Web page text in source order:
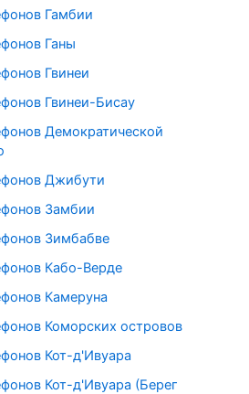
Гамбии
Ганы
Гвинеи
Гвинеи-Бисау
Демократической
Джибути
Замбии
Зимбабве
Кабо-Верде
Камеруна
Коморских островов
Кот-д'Ивуара
Кот-д'Ивуара (Берег